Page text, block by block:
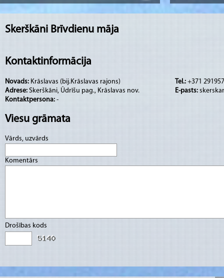
Skerškāni Brīvdienu māja
Kontaktinformācija
Novads: Krāslavas (bij.Krāslavas rajons)
Adrese: Skerškāni, Ūdrīšu pag., Krāslavas nov.
Kontaktpersona: -
Tel.: +371
E-pasts:
Viesu grāmata
Vārds, uzvārds
Komentārs
Drošības kods